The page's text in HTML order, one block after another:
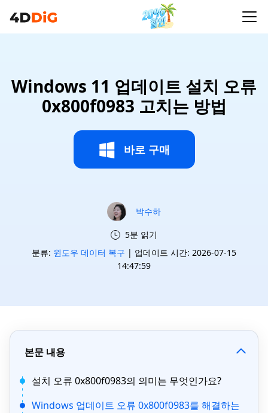
Windows 11 업데이트 설치 오류
0x800f0983 고치는 방법
바로 구매
박수하
5분 읽기
분류: 윈도우 데이터 복구 | 업데이트 시간: 2026-07-15
14:47:59
본문 내용
설치 오류 0x800f0983의 의미는 무엇인가요?
Windows 업데이트 오류 0x800f0983를 해결하는